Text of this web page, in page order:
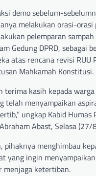
demo sebelum-
melakukan orasi-orasi
pelemparan sampah
Gedung DPRD, sebagai
atas rencana revisi RUU
Mahkamah Konstitusi.
terima kasih kepada
telah menyampaikan
ungkap Kabid Humas
Abast, Selasa
pihaknya menghimbau
yang ingin
menjaga ketertiban.